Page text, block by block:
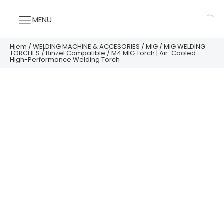
MENU
Hjem /WELDING MACHINE & ACCESORIES /MIG /MIG WELDING
TORCHES /Binzel Compatible / M4 MIG Torch | Air-Cooled
High-Performance Welding Torch